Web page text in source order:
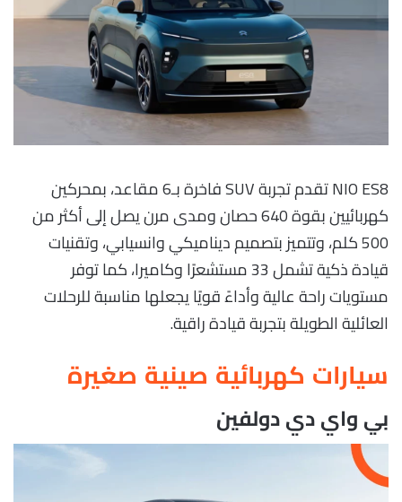
NIO ES8 تقدم تجربة SUV فاخرة بـ6 مقاعد، بمحركين
كهربائيين بقوة 640 حصان ومدى مرن يصل إلى أكثر من
500 كلم، وتتميز بتصميم ديناميكي وانسيابي، وتقنيات
قيادة ذكية تشمل 33 مستشعرًا وكاميرا، كما توفر
مستويات راحة عالية وأداءً قويًا يجعلها مناسبة للرحلات
العائلية الطويلة بتجربة قيادة راقية.
سيارات كهربائية صينية صغيرة
بي واي دي دولفين